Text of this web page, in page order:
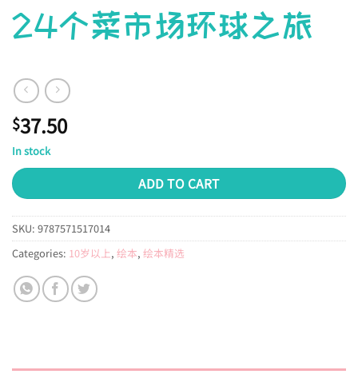
24个菜市场环球之旅
$37.50
In stock
ADD TO CART
SKU: 9787571517014
Categories: 10岁以上, 绘本, 绘本精选